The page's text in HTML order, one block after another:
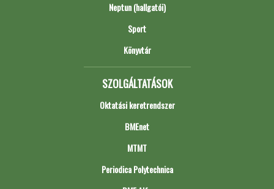
Neptun (hallgatói)
Sport
Könyvtár
SZOLGÁLTATÁSOK
Oktatási keretrendszer
BMEnet
MTMT
Periodica Polytechnica